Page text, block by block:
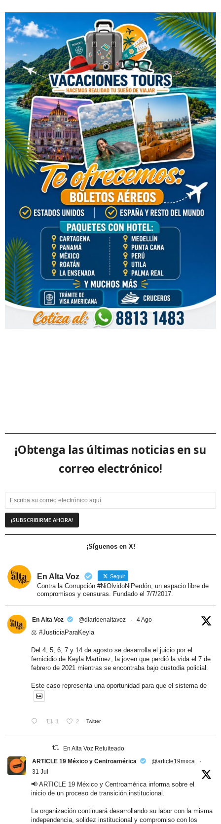
¡Obtenga las últimas noticias en su
correo electrónico!
¡Síguenos en X!
En Alta Voz Seguir
Contra la Corrupción #NiOlvidoNiPerdón, un espacio libre de
compromisos y censuras. Fundado el 7/7/2017.
En Alta Voz @diarioenaltavoz · 4 Ago
⚖️ #JusticiaParaKeyla
Del 4, 5, 6, 7 y 14 de agosto se desarrolla el juicio por el
femicidio de Keyla Martínez, la joven que perdió la vida el 7 de
febrero de 2021 mientras se encontraba bajo custodia policial.
Este caso representa una oportunidad para que el sistema de
1 2 Twitter
En Alta Voz Retuiteado
ARTICLE 19 México y Centroamérica
@article19mxca
·
31 Jul
📢 ARTICLE 19 México y Centroamérica informa sobre el
inicio de un proceso de transición institucional.
La organización continuará desarrollando su labor con la misma
independencia, solidez institucional y compromiso con los